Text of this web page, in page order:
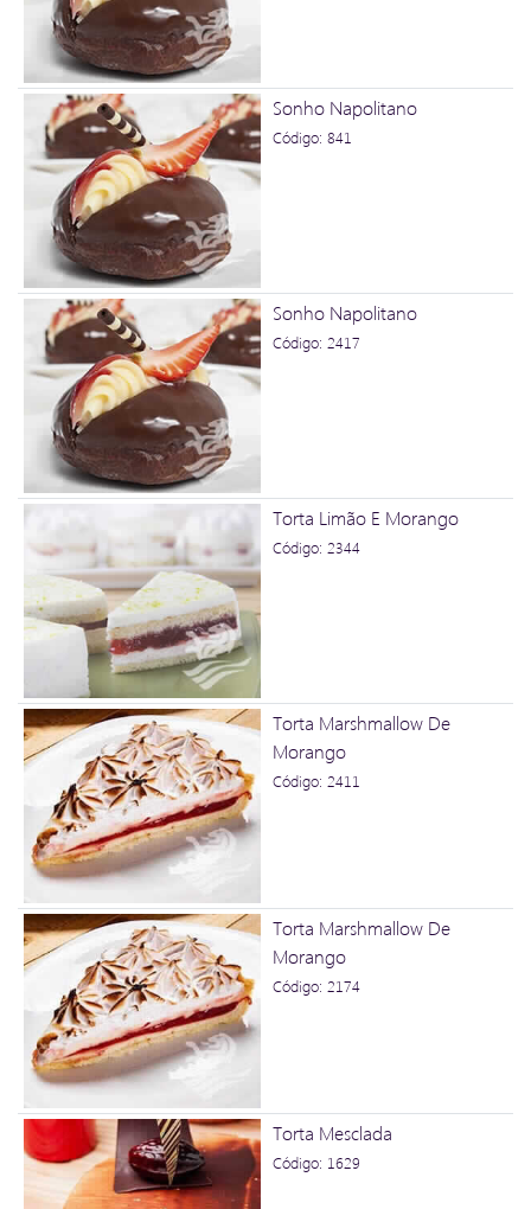
Sonho Napolitano
Código: 841
Sonho Napolitano
Código: 2417
Torta Limão E Morango
Código: 2344
Torta Marshmallow De
Morango
Código: 2411
Torta Marshmallow De
Morango
Código: 2174
Torta Mesclada
Código: 1629